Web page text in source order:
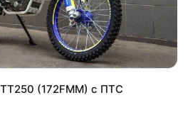
(172FMM) с ПТС